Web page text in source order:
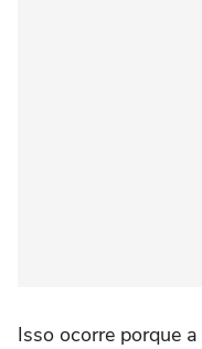
Isso ocorre porque